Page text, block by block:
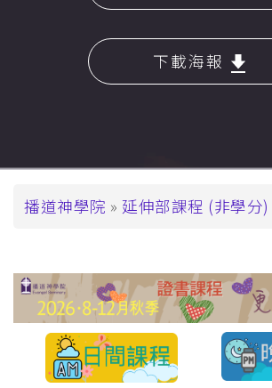
下載海報
導
連
結
播道神學院 延伸部課程 (非學分)